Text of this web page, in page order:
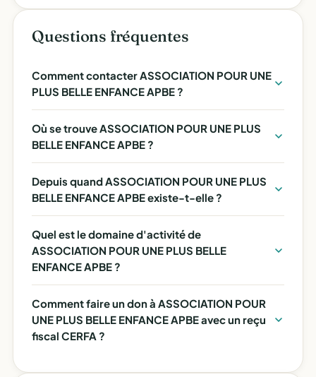
Questions fréquentes
Comment contacter ASSOCIATION POUR UNE
PLUS BELLE ENFANCE APBE ?
Où se trouve ASSOCIATION POUR UNE PLUS
BELLE ENFANCE APBE ?
Depuis quand ASSOCIATION POUR UNE PLUS
BELLE ENFANCE APBE existe-t-elle ?
Quel est le domaine d'activité de
ASSOCIATION POUR UNE PLUS BELLE
ENFANCE APBE ?
Comment faire un don à ASSOCIATION POUR
UNE PLUS BELLE ENFANCE APBE avec un reçu
fiscal CERFA ?